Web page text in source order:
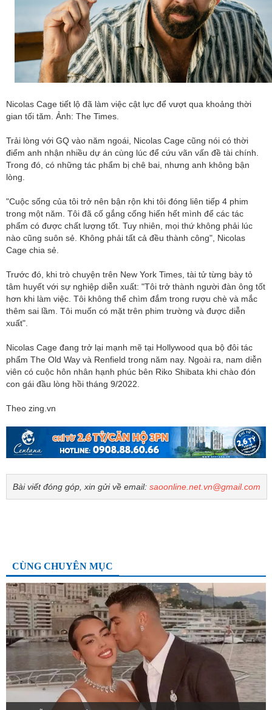
Nicolas Cage tiết lộ đã làm việc cật lực để vượt qua khoảng thời
gian tối tăm. Ảnh: The Times.
Trải lòng với GQ vào năm ngoái, Nicolas Cage cũng nói có thời
điểm anh nhận nhiều dự án cùng lúc để cứu vãn vấn đề tài chính.
Trong đó, có những tác phẩm bị chê bai, nhưng anh không bận
lòng.
"Cuộc sống của tôi trở nên bận rộn khi tôi đóng liên tiếp 4 phim
trong một năm. Tôi đã cố gắng cống hiến hết mình để các tác
phẩm có được chất lượng tốt. Tuy nhiên, mọi thứ không phải lúc
nào cũng suôn sẻ. Không phải tất cả đều thành công", Nicolas
Cage chia sẻ.
Trước đó, khi trò chuyện trên New York Times, tài tử từng bày tỏ
tâm huyết với sự nghiệp diễn xuất: "Tôi trở thành người đàn ông tốt
hơn khi làm việc. Tôi không thể chìm đắm trong rượu chè và mắc
thêm sai lầm. Tôi muốn có mặt trên phim trường và được diễn
xuất".
Nicolas Cage đang trở lại mạnh mẽ tại Hollywood qua bộ đôi tác
phẩm The Old Way và Renfield trong năm nay. Ngoài ra, nam diễn
viên có cuộc hôn nhân hạnh phúc bên Riko Shibata khi chào đón
con gái đầu lòng hồi tháng 9/2022.
Theo zing.vn
Bài viết đóng góp, xin gửi về email: saoonline.net.vn@gmail.com
CÙNG CHUYÊN MỤC